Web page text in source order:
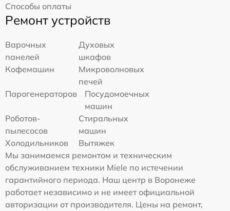
Способы оплаты
Ремонт устройств
Варочных
панелей
Духовых
шкафов
Кофемашин
Микроволновых
печей
Парогенераторов
Посудомоечных
машин
Роботов-
пылесосов
Стиральных
машин
Холодильников
Вытяжек
Мы занимаемся ремонтом и техническим
обслуживанием техники Miele по истечении
гарантийного периода. Наш центр в Воронеже
работает независимо и не имеет официальной
авторизации от производителя. Цены на ремонт,